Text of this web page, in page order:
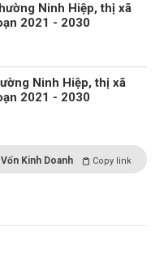
Ninh Hiệp, thị xã
2021 - 2030
Ninh Hiệp, thị xã
2021 - 2030
Kinh Doanh Copy link